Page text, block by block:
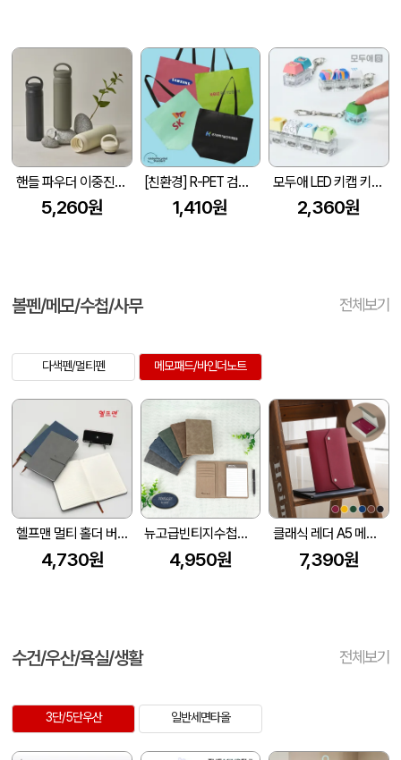
핸들 파우더 이중진공 스텐텀블러 500ml 손잡이 텀블러
5,260원
[친환경] R-PET 검정내피 리유저블백 (4색/중형/170g)(450x150x400mm)
1,410원
모두애 LED 키캡 키링 굿즈
2,360원
볼펜/메모/수첩/사무 전체보기
다색펜/멀티펜 메모패드/바인더노트
헬프맨 멀티 홀더 버클 메모노트(A5
4,730원
뉴고급빈티지수첩메모패드
4,950원
클래식 레더 A5 메모패드 날개형 (215*160mm) (고급선물용 자석케이스 포함)
7,390원
수건/우산/욕실/생활 전체보기
3단/5단우산 일반세면타올